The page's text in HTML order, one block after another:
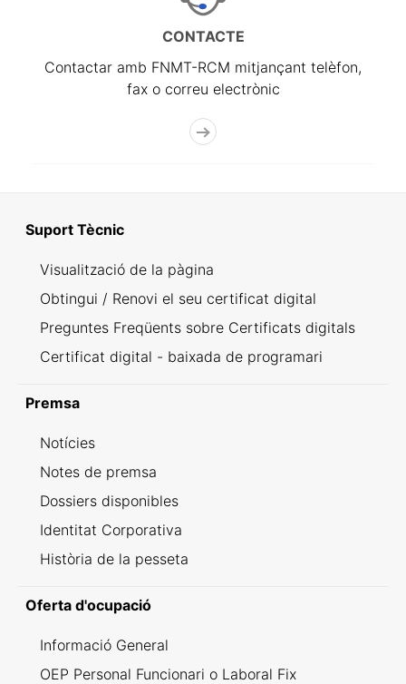
CONTACTE
Contactar amb FNMT-RCM mitjançant telèfon,
fax o correu electrònic
Suport Tècnic
Visualització de la pàgina
Obtingui / Renovi el seu certificat digital
Preguntes Freqüents sobre Certificats digitals
Certificat digital - baixada de programari
Premsa
Notícies
Notes de premsa
Dossiers disponibles
Identitat Corporativa
Història de la pesseta
Oferta d'ocupació
Informació General
OEP Personal Funcionari o Laboral Fix